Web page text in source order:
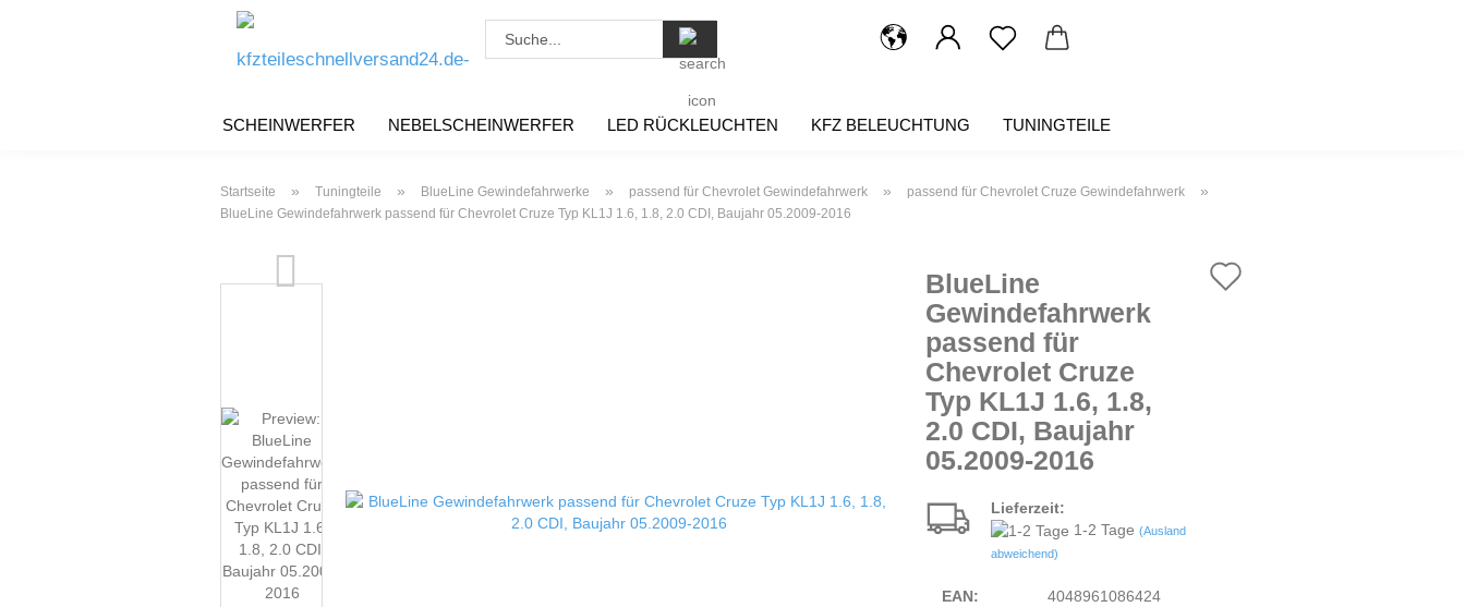
SCHEINWERFER NEBELSCHEINWERFER LED RÜCKLEUCHTEN KFZ BELEUCHTUNG TUNINGTEILE
Startseite » Tuningteile » BlueLine Gewindefahrwerke » passend für Chevrolet Gewindefahrwerk » passend für Chevrolet Cruze Gewindefahrwerk »
BlueLine Gewindefahrwerk passend für Chevrolet Cruze Typ KL1J 1.6, 1.8, 2.0 CDI, Baujahr 05.2009-2016
BlueLine
Gewindefahrwerk
passend für
Chevrolet Cruze
Typ KL1J 1.6, 1.8,
2.0 CDI, Baujahr
05.2009-2016
Lieferzeit:
1-2 Tage (Ausland
abweichend)
EAN:
4048961086424